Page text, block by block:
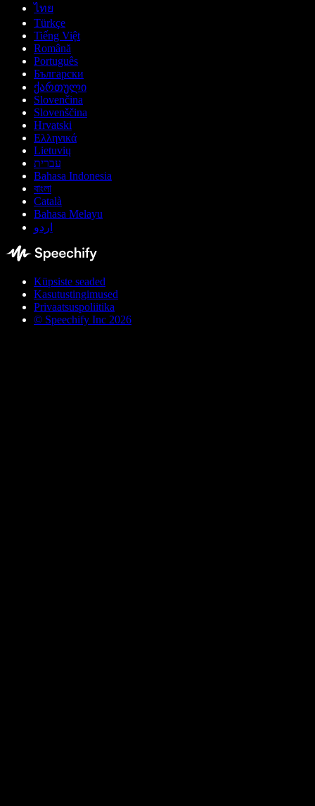
ไทย
Türkçe
Tiếng Việt
Română
Português
Български
ქართული
Slovenčina
Slovenščina
Hrvatski
Ελληνικά
Lietuvių
עברית
Bahasa Indonesia
বাংলা
Català
Bahasa Melayu
اردو
Küpsiste seaded
Kasutustingimused
Privaatsuspoliitika
© Speechify Inc 2026